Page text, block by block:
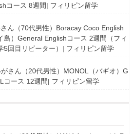
コース 8週間| フィリピン留学
ん（70代男性）Boracay Coco English
島）General Englishコース 2週間（フィ
5回目リピーター）| フィリピン留学
さん（20代男性）MONOL（バギオ）G
コース 12週間| フィリピン留学